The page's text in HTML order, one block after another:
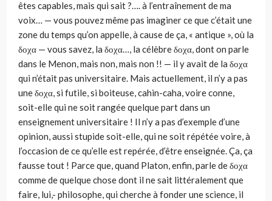
êtes capables, mais qui sait ?…. à l’entraînement de ma
voix… — vous pouvez même pas imaginer ce que c’était une
zone du temps qu’on appelle, à cause de ça, « antique », où la
δοχα — vous savez, la δοχα…, la célèbre δοχα, dont on parle
dans le Menon, mais non, mais non !! — il y avait de la δοχα
qui n’était pas universitaire. Mais actuellement, il n’y a pas
une δοχα, si futile, si boiteuse, cahin-caha, voire conne,
soit-elle qui ne soit rangée quelque part dans un
enseignement universitaire ! Il n’y a pas d’exemple d’une
opinion, aussi stupide soit-elle, qui ne soit répétée voire, à
l’occasion de ce qu’elle est repérée, d’être enseignée. Ça, ça
fausse tout ! Parce que, quand Platon, enfin, parle de δοχα
comme de quelque chose dont il ne sait littéralement que
faire, lui,- philosophe, qui cherche à fonder une science, il